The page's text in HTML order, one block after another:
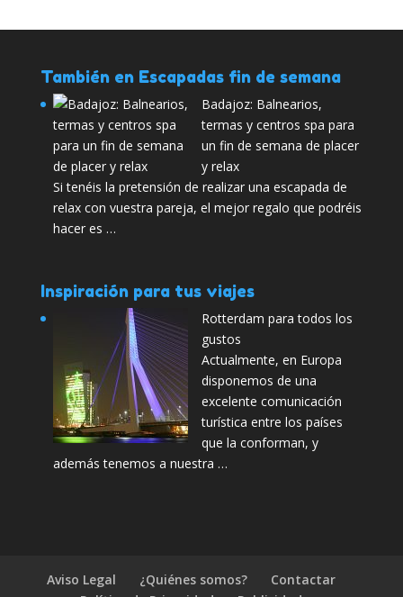
También en Escapadas fin de semana
Badajoz: Balnearios,
termas y centros spa para
un fin de semana de placer
y relax
Si tenéis la pretensión de realizar una escapada de
relax con vuestra pareja, el mejor regalo que podréis
hacer es …
Inspiración para tus viajes
Rotterdam para todos los
gustos
Actualmente, en Europa
disponemos de una
excelente comunicación
turística entre los países
que la conforman, y
además tenemos a nuestra …
Aviso Legal ¿Quiénes somos?
Contactar